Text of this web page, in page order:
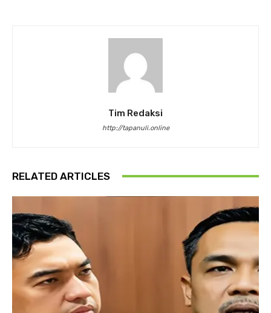
Tim Redaksi
http://tapanuli.online
RELATED ARTICLES